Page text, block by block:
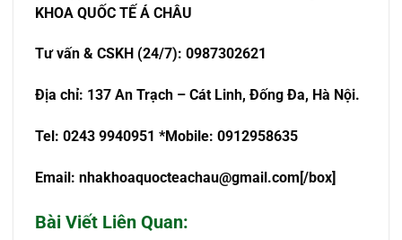
KHOA QUỐC TẾ Á CHÂU
Tưvấn & CSKH (24/7): 0987302621
Địa chỉ: 137 An Trạch – Cát Linh, Đống Đa, Hà Nội.
Tel: 0243 9940951 *Mobile: 0912958635
Email: nhakhoaquocteachau@gmail.com [/box]
Bài Viết Liên Quan: